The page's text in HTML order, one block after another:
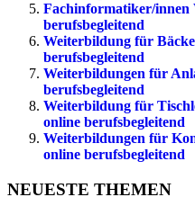
Fachinformatiker/innen
berufsbegleitend
Weiterbildung für
berufsbegleitend
Weiterbildungen für
berufsbegleitend
Weiterbildung für
online berufsbegleitend
Weiterbildungen für
online berufsbegleitend
NEUESTE THEMEN